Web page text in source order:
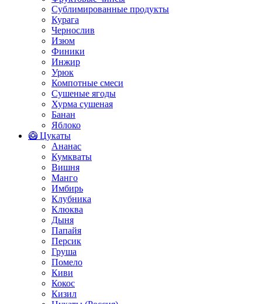
Сублимированные продукты
Курага
Чернослив
Изюм
Финики
Инжир
Урюк
Компотные смеси
Сушеные ягоды
Хурма сушеная
Банан
Яблоко
🥝 Цукаты
Ананас
Кумкваты
Вишня
Манго
Имбирь
Клубника
Клюква
Дыня
Папайя
Персик
Груша
Помело
Киви
Кокос
Кизил